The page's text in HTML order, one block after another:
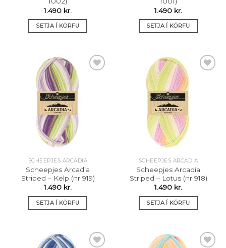
1.490 kr.
SETJA Í KÖRFU
1.490 kr.
SETJA Í KÖRFU
SCHEEPJES ARCADIA
Scheepjes Arcadia
Striped – Kelp (nr 919)
1.490 kr.
SETJA Í KÖRFU
SCHEEPJES ARCADIA
Scheepjes Arcadia
Striped – Lotus (nr 918)
1.490 kr.
SETJA Í KÖRFU